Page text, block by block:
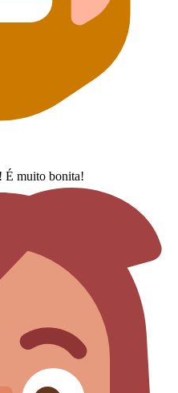
É muito bonita!